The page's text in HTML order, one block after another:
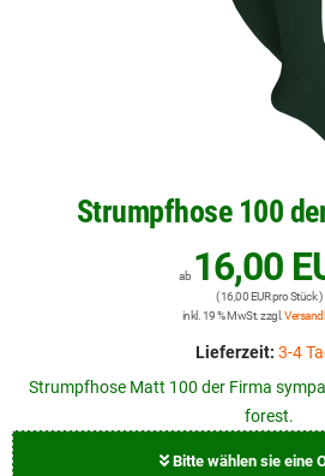
ab 16,00
( 16,00 EUR pro Stück )
inkl. 19 % MwSt. zzgl.
Lieferzeit: 3-4
Strumpfhose Matt 100 der Firma
forest.
Bitte wählen sie eine